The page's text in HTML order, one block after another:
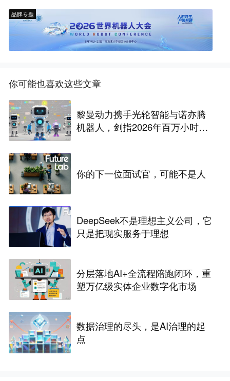
品牌专题
你可能也喜欢这些文章
黎曼动力携手光轮智能与诺亦腾
机器人，剑指2026年百万小时具
你的下一位面试官，可能不是人
DeepSeek不是理想主义公司，它
只是把现实服务于理想
分层落地AI+全流程陪跑闭环，重
塑万亿级实体企业数字化市场
数据治理的尽头，是AI治理的起
点